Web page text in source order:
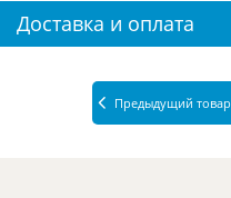
Доставка и оплата
Предыдущий товар